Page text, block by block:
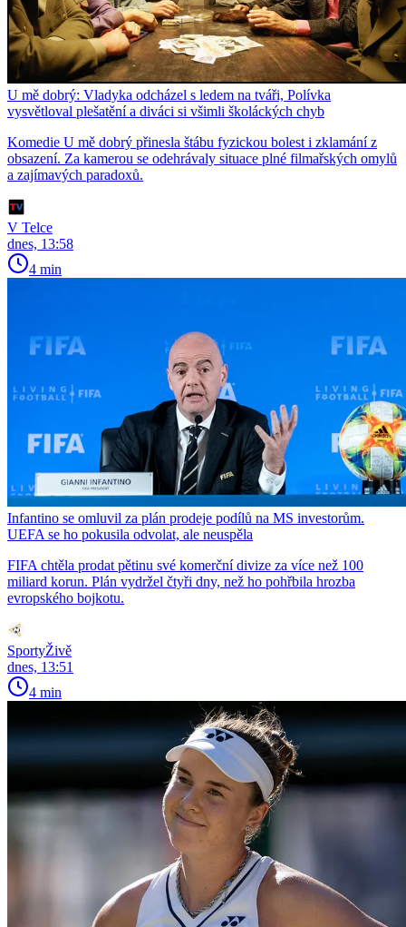
U mě dobrý: Vladyka odcházel s ledem na tváři, Polívka
vysvětloval plešatění a diváci si všimli školáckých chyb
Komedie U mě dobrý přinesla štábu fyzickou bolest i zklamání z
obsazení. Za kamerou se odehrávaly situace plné filmařských omylů
a zajímavých paradoxů.
V Telce
dnes, 13:58
4 min
Infantino se omluvil za plán prodeje podílů na MS investorům.
UEFA se ho pokusila odvolat, ale neuspěla
FIFA chtěla prodat pětinu své komerční divize za více než 100
miliard korun. Plán vydržel čtyři dny, než ho pohřbila hrozba
evropského bojkotu.
SportyŽivě
dnes, 13:51
4 min